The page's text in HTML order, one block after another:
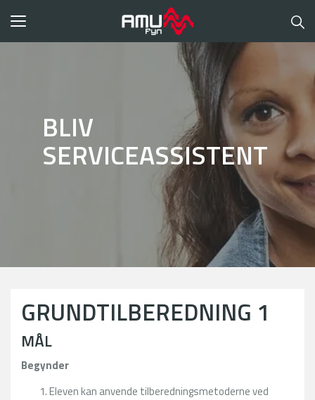
Toggle
BLIV
SERVICEASSISTENT
GRUNDTILBEREDNING 1
MÅL
Begynder
Eleven kan anvende tilberedningsmetoderne ved